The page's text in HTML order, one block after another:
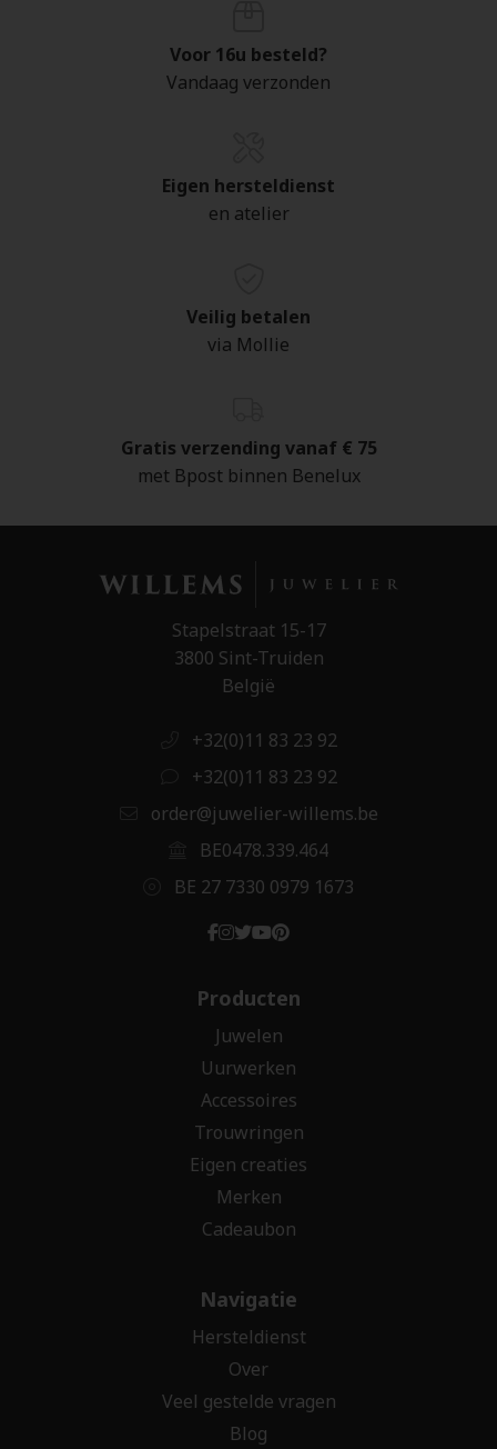
Voor 16u besteld?
Vandaag verzonden
Eigen hersteldienst
en atelier
Veilig betalen
via Mollie
Gratis verzending vanaf € 75
met Bpost binnen Benelux
Stapelstraat 15-17
3800 Sint-Truiden
België
+32(0)11 83 23 92
+32(0)11 83 23 92
order@juwelier-willems.be
BE0478.339.464
BE 27 7330 0979 1673
Producten
Juwelen
Uurwerken
Accessoires
Trouwringen
Eigen creaties
Merken
Cadeaubon
Navigatie
Hersteldienst
Over
Veel gestelde vragen
Blog